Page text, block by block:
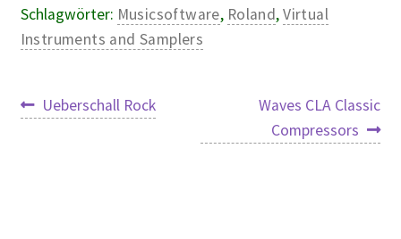
Schlagwörter: Musicsoftware, Roland,Virtual
Instruments and Samplers
Beitragsnavigation
Vorheriger
Ueberschall Rock
Nächster
Beitrag:
Waves CLA Classic
Compressors